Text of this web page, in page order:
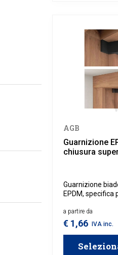
AGB
Guarnizione
chiusura
Guarnizione
EPDM, specifica
a partire da
€ 1,66 IVA inc.